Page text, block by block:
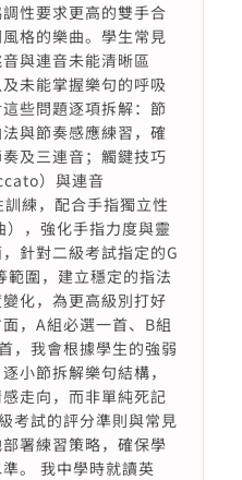
性要求更高的雙手合
格的樂曲。學生常見
與連音未能清晰區
未能掌握樂句的呼吸
些問題逐項拆解：節
與節奏感應練習，確
及三連音；觸鍵技巧
）與連音
練，配合手指獨立性
，強化手指力度與靈
針對二級考試指定的G
範圍，建立穩定的指法
化，為更高級別打好
，A組必選一首、B組
，我會根據學生的強弱
小節拆解樂句結構，
走向，而非單純死記
考試的評分準則與常見
署練習策略，確保學
。 我中學時就讀英